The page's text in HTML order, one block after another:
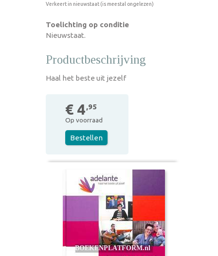
Verkeert in nieuwstaat (is meestal ongelezen)
Toelichting op conditie
Nieuwstaat.
Productbeschrijving
Haal het beste uit jezelf
€ 4,95
Op voorraad
Bestellen